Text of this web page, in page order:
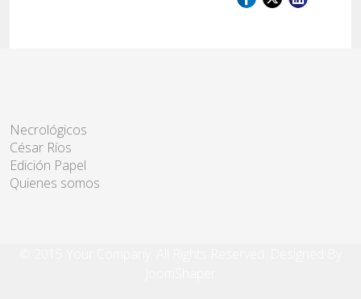
Necrológicos
César Ríos
Edición Papel
Quienes somos